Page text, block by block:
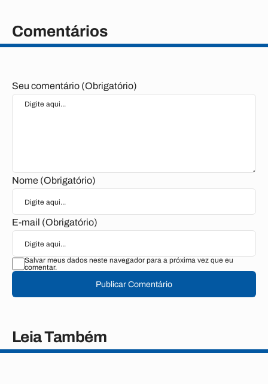
Comentários
Seu comentário (Obrigatório)
Nome (Obrigatório)
E-mail (Obrigatório)
Salvar meus dados neste navegador para a próxima vez que eu
comentar.
Publicar Comentário
Leia Também